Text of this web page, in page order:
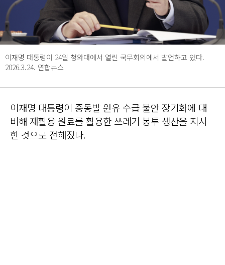
이재명 대통령이 24일 청와대에서 열린 국무회의에서 발언하고 있다.
2026.3.24. 연합뉴스
이재명 대통령이 중동발 원유 수급 불안 장기화에 대
비해 재활용 원료를 활용한 쓰레기 봉투 생산을 지시
한 것으로 전해졌다.